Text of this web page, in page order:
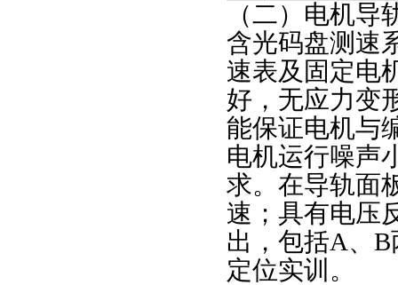
（二）电机
含光码盘测速
速表及固定电
好，无应力变
能保证电机与
电机运行噪声
求。在导轨面
速；具有电压
出，包括A、
定位实训。